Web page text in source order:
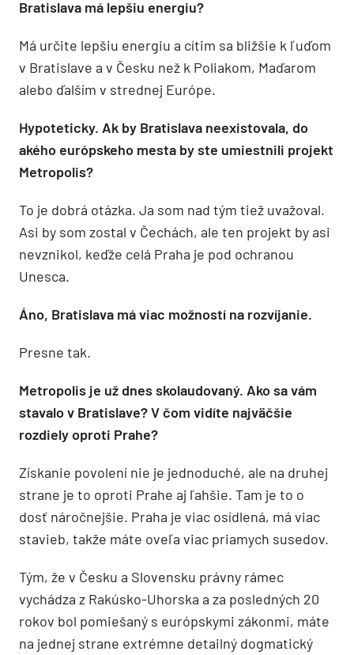
Bratislava má lepšiu energiu?
Má určite lepšiu energiu a cítim sa bližšie k ľuďom
v Bratislave a v Česku než k Poliakom, Maďarom
alebo ďalším v strednej Európe.
Hypoteticky. Ak by Bratislava neexistovala, do
akého európskeho mesta by ste umiestnili projekt
Metropolis?
To je dobrá otázka. Ja som nad tým tiež uvažoval.
Asi by som zostal v Čechách, ale ten projekt by asi
nevznikol, keďže celá Praha je pod ochranou
Unesca.
Áno, Bratislava má viac možností na rozvíjanie.
Presne tak.
Metropolis je už dnes skolaudovaný. Ako sa vám
stavalo v Bratislave? V čom vidíte najväčšie
rozdiely oproti Prahe?
Získanie povolení nie je jednoduché, ale na druhej
strane je to oproti Prahe aj ľahšie. Tam je to o
dosť náročnejšie. Praha je viac osídlená, má viac
stavieb, takže máte oveľa viac priamych susedov.
Tým, že v Česku a Slovensku právny rámec
vychádza z Rakúsko-Uhorska a za posledných 20
rokov bol pomiešaný s európskymi zákonmi, máte
na jednej strane extrémne detailný dogmatický